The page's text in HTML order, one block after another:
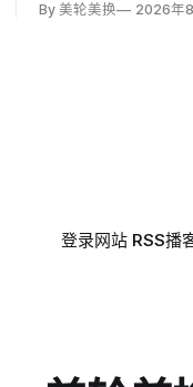
图尔基·马利基（
By 美轮美换 2026年
登录网站 RSS播